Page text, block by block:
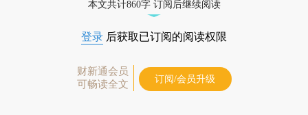
本文共计860字 订阅后继续阅读
登录 后获取已订阅的阅读权限
财新通会员
可畅读全文
订阅/会员升级